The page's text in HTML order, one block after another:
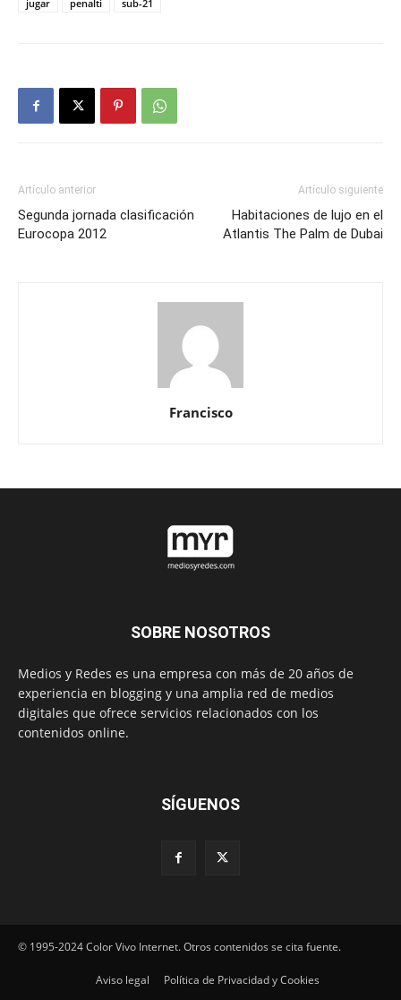
jugar
penalti sub-21
Artículo anterior
Segunda jornada clasificación
Eurocopa 2012
Artículo siguiente
Habitaciones de lujo en el
Atlantis The Palm de Dubai
Francisco
SOBRE NOSOTROS
Medios y Redes es una empresa con más de 20 años de
experiencia en blogging y una amplia red de medios
digitales que ofrece servicios relacionados con los
contenidos online.
SÍGUENOS
© 1995-2024 Color Vivo Internet. Otros contenidos se cita fuente.
Aviso legal Política de Privacidad y Cookies